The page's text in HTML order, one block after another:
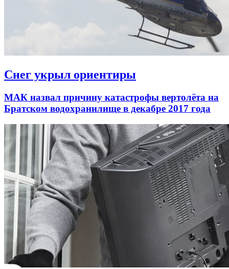
Снег укрыл ориентиры
МАК назвал причину катастрофы вертолёта на
Братском водохранилище в декабре 2017 года